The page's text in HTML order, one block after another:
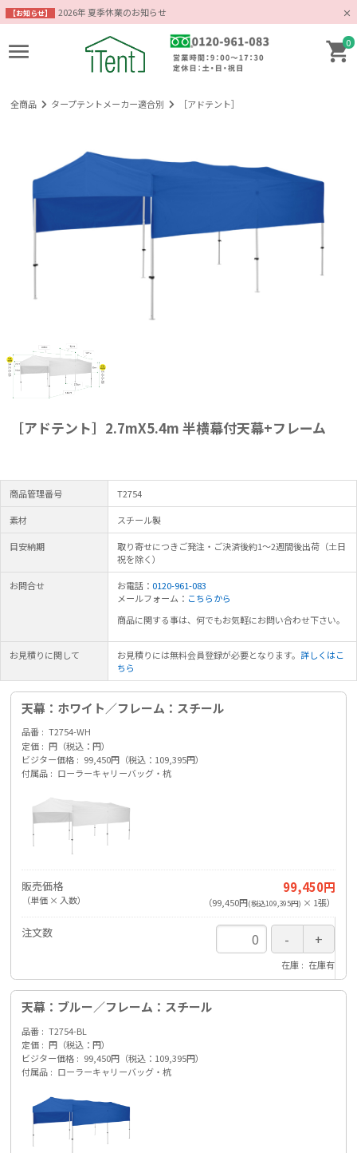
【お知らせ】 2026年 夏季休業のお知らせ
0
全商品 タープテントメーカー適合別 ［アドテント］
［アドテント］2.7mX5.4m 半横幕付天幕+フレーム
商品管理番号 T2754
素材 スチール製
目安納期
取り寄せにつきご発注・ご決済後約1～2週間後出荷（土日
祝を除く）
お問合せ お電話： 0120-961-083
メールフォーム： こちらから
商品に関する事は、何でもお気軽にお問い合わせ下さい。
お見積りに関して お見積りには無料会員登録が必要となります。詳しくはこ
ちら
天幕：ホワイト／フレーム：スチール
品番
T2754-WH
定価
円（税込：円）
ビジター価格
99,450円（税込：109,395円）
付属品
ローラーキャリーバッグ・杭
販売価格
（単価 × 入数）
99,450円
（99,450円(税込109,395円) × 1張）
注文数
在庫 在庫有
天幕：ブルー／フレーム：スチール
品番
T2754-BL
定価
円（税込：円）
ビジター価格
99,450円（税込：109,395円）
付属品
ローラーキャリーバッグ・杭